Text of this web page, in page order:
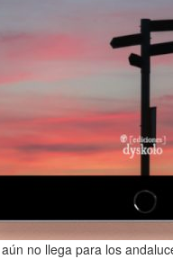
no llega para los